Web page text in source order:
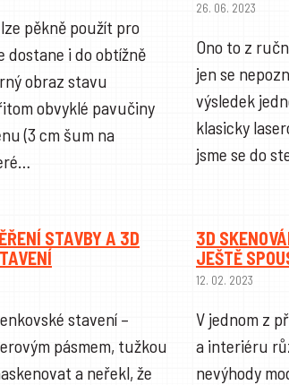
pěkně použít pro
dostane i do obtížně
obraz stavu
obvyklé pavučiny
(3 cm šum na
26. 06. 2023
Ono to z
jen se
výsledek
klasicky
jsme se do
STAVBY A 3D
stavení –
pásmem, tužkou
a neřekl, že
3D
JEŠTĚ
12. 02. 2023
V jednom z
a interiéru
nevýhody